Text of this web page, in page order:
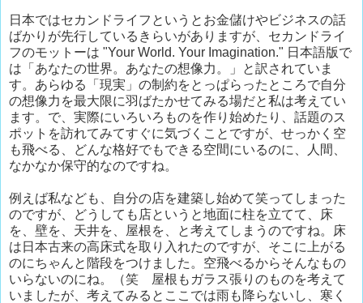
日本ではセカンドライフというとお金儲けやビジネスの話
ばかりが先行しているきらいがありますが、セカンドライ
フのモットーは "Your World. Your Imagination." 日本語版で
は「あなたの世界。あなたの想像力。」と訳されていま
す。あらゆる「現実」の制約をとっぱらったところで自分
の想像力を最大限に羽ばたかせてみる場だと私は考えてい
ます。で、実際にいろいろものを作り始めたり、話題のス
ポットを訪れてみてすぐに気づくことですが、せっかく空
も飛べる、どんな格好でもできる空間にいるのに、人間、
なかなか保守的なのですね。
例えば私なども、自分の店を建築し始めて笑ってしまった
のですが、どうしても店というと地面に柱を立てて、床
を、壁を、天井を、屋根を、と考えてしまうのですね。床
は日本古来の高床式を取り入れたのですが、そこに上がる
のにちゃんと階段をつけました。空飛べるからそんなもの
いらないのにね。（笑 屋根もガラス張りのものを考えて
いましたが、考えてみるとここでは雨も降らないし、寒く